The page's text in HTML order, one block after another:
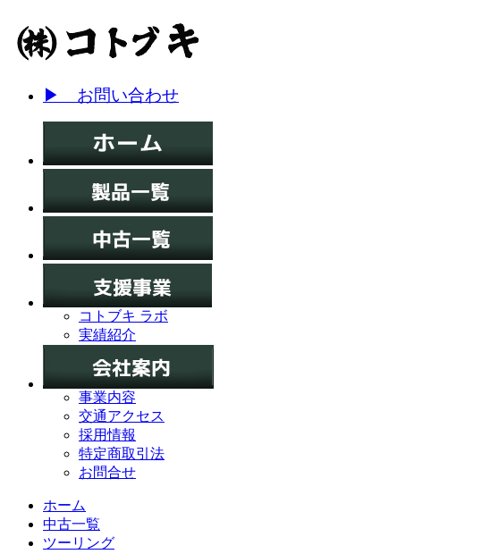
▶ お問い合わせ
コトブキ ラボ
実績紹介
事業内容
交通アクセス
採用情報
特定商取引法
お問合せ
ホーム
中古一覧
ツーリング